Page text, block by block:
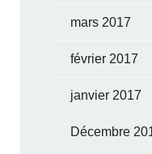
mars 2017
février 2017
janvier 2017
Décembre